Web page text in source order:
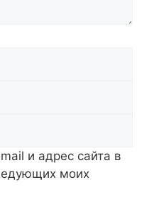
и адрес сайта в
моих